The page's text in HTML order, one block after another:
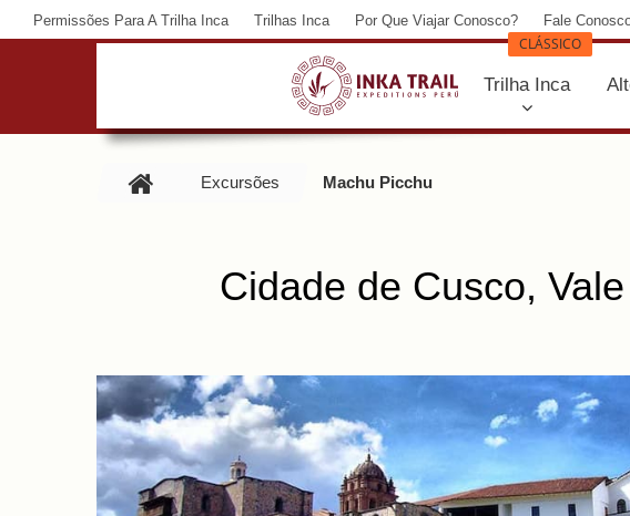
Permissões Para A Trilha Inca Trilhas Inca Por Que Viajar Conosco? Fale
Trilha Inca
CLÁSSICO
Excursões Machu Picchu
Cidade de Cusco,